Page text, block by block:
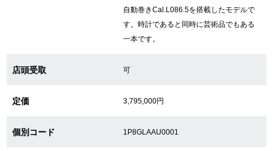
買取ブログ
SNS・動画
For Overseas Customers
自動巻きCal.L086.5を搭載したモデルで
す。時計であると同時に芸術品でもある
一本です。
店頭受取 可
定価 3,795,000円
個別コード 1P8GLAAU0001